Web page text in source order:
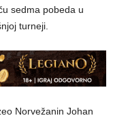
sedma pobeda u
turneji.
Norvežanin Johan